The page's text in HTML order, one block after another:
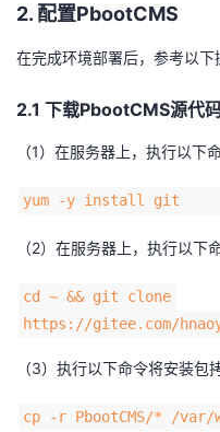
2. 配置PbootCMS
在完成环境部署后，参考以下
2.1 下载PbootCMS源代
（1）在服务器上，执行以下
yum -y install
（2）在服务器上，执行以下
cd ~ && git clone
https://gitee.com/
（3）执行以下命令将安装
cp -r PbootCMS/* /var/